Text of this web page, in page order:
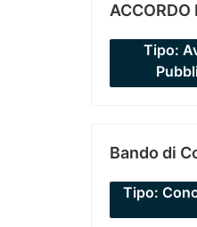
Tipo:
Bando di
Tipo: